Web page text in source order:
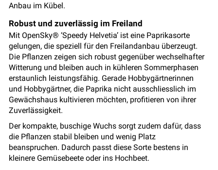
Anbau im Kübel.
Robust und zuverlässig im Freiland
Mit OpenSky® ‘Speedy Helvetia’ ist eine Paprikasorte
gelungen, die speziell für den Freilandanbau überzeugt.
Die Pflanzen zeigen sich robust gegenüber wechselhafter
Witterung und bleiben auch in kühleren Sommerphasen
erstaunlich leistungsfähig. Gerade Hobbygärtnerinnen
und Hobbygärtner, die Paprika nicht ausschliesslich im
Gewächshaus kultivieren möchten, profitieren von ihrer
Zuverlässigkeit.
Der kompakte, buschige Wuchs sorgt zudem dafür, dass
die Pflanzen stabil bleiben und wenig Platz
beanspruchen. Dadurch passt diese Sorte bestens in
kleinere Gemüsebeete oder ins Hochbeet.